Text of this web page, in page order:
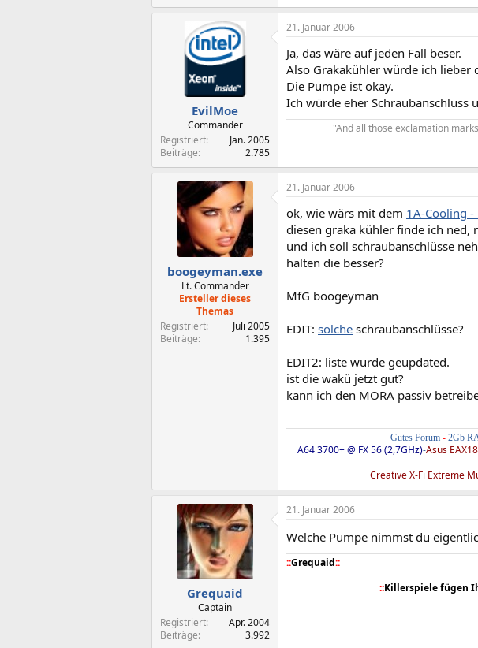
EvilMoe
Commander
Registriert
Jan. 2005
Beiträge
2.785
21. Januar 2006
Ja, das wäre auf jeden Fall beser.
Also Grakakühler würde ich lieber
Die Pumpe ist okay.
Ich würde eher Schraubanschluss
"And all those exclamation
boogeyman.exe
Lt. Commander
Ersteller dieses
Themas
Registriert
Juli 2005
Beiträge
1.395
21. Januar 2006
ok, wie wärs mit dem 1A-Cooling
diesen graka kühler finde ich ned,
und ich soll schraubanschlüsse
halten die besser?
MfG boogeyman
EDIT: solche schraubanschlüsse?
EDIT2: liste wurde geupdated.
ist die wakü jetzt gut?
kann ich den MORA passiv
Gutes Forum- 2Gb
A64 3700+ @ FX 56 (2,7GHz)-Asus
Creative X-Fi Extreme
Grequaid
Captain
Registriert
Apr. 2004
Beiträge
3.992
21. Januar 2006
Welche Pumpe nimmst du
::Grequaid::
::Killerspiele fügen